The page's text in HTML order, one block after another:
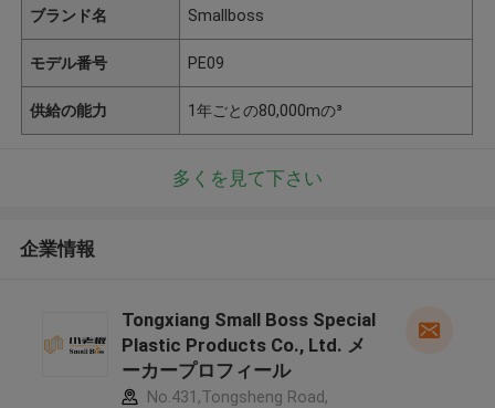
ブランド名 Smallboss
モデル番号 PE09
供給の能力 1年ごとの80,000mの³
多くを見て下さい
企業情報
Tongxiang Small Boss Special
Plastic Products Co., Ltd. メ
ーカープロフィール
No.431,Tongsheng Road,